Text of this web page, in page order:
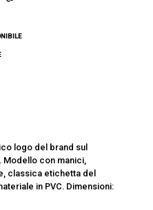
logo del brand sul
con manici,
classica etichetta del
in PVC. Dimensioni: